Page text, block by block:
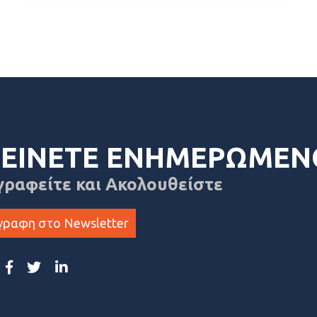
και Ακολουθείστε
στο Newsletter